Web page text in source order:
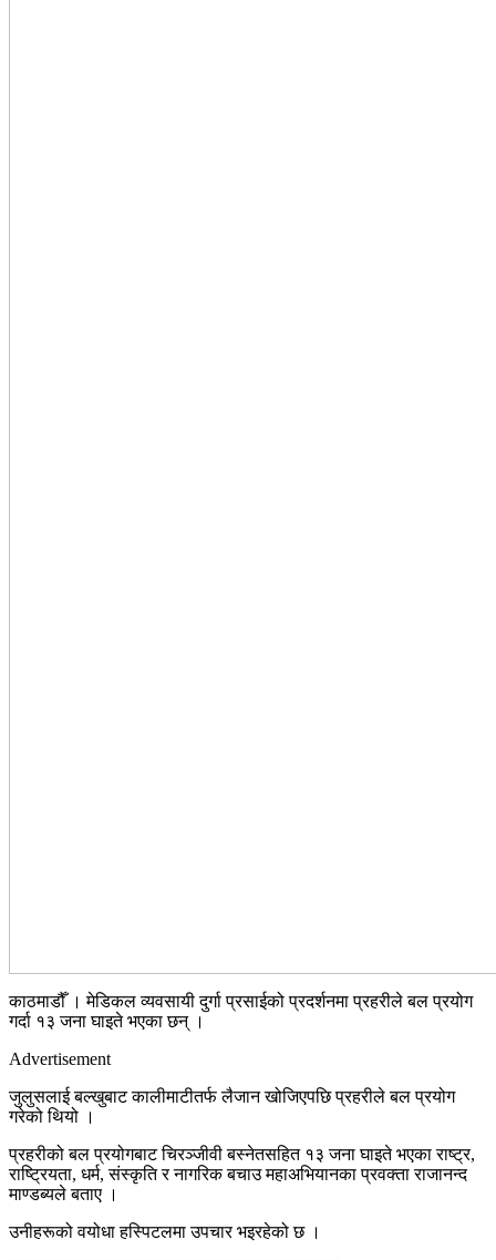
काठमाडौँ । मेडिकल व्यवसायी दुर्गा प्रसाईको प्रदर्शनमा प्रहरीले बल प्रयोग
गर्दा १३ जना घाइते भएका छन् ।
Advertisement
जुलुसलाई बल्खुबाट कालीमाटीतर्फ लैजान खोजिएपछि प्रहरीले बल प्रयोग
गरेको थियो ।
प्रहरीको बल प्रयोगबाट चिरञ्जीवी बस्नेतसहित १३ जना घाइते भएका राष्ट्र,
राष्ट्रियता, धर्म, संस्कृति र नागरिक बचाउ महाअभियानका प्रवक्ता राजानन्द
माण्डब्यले बताए ।
उनीहरूको वयोधा हस्पिटलमा उपचार भइरहेको छ ।